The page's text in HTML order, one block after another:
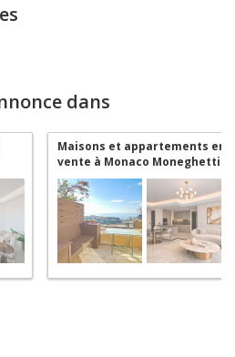
dans
Maisons et appartements en
vente à Monaco Moneghetti